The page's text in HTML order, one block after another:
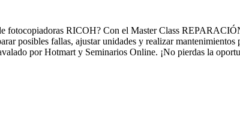
de fotocopiadoras RICOH? Con el Master Class
posibles fallas, ajustar unidades y realizar
por Hotmart y Seminarios Online. ¡No pierdas la